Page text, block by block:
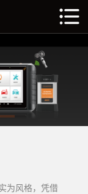
为风格，凭借